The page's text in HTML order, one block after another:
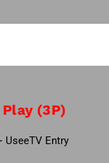
(3P)
UseeTV Entry